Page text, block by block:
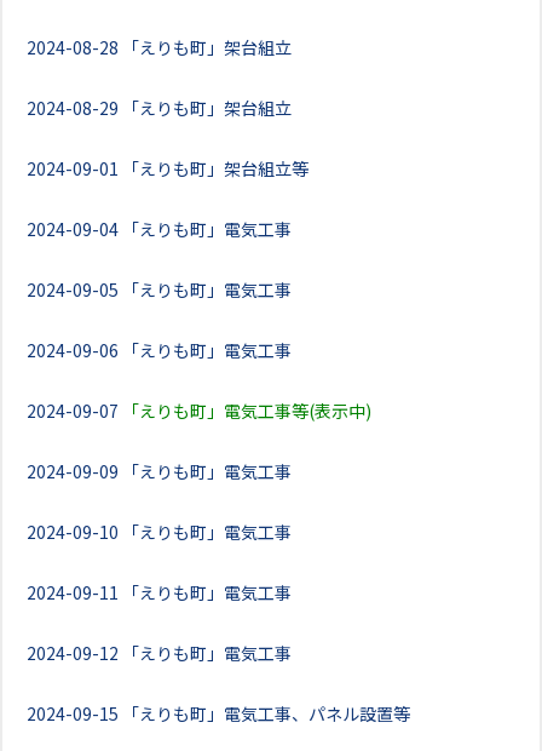
2024-08-28 「えりも町」架台組立
2024-08-29 「えりも町」架台組立
2024-09-01 「えりも町」架台組立等
2024-09-04 「えりも町」電気工事
2024-09-05 「えりも町」電気工事
2024-09-06 「えりも町」電気工事
2024-09-07 「えりも町」電気工事等(表示中)
2024-09-09 「えりも町」電気工事
2024-09-10 「えりも町」電気工事
2024-09-11 「えりも町」電気工事
2024-09-12 「えりも町」電気工事
2024-09-15 「えりも町」電気工事、パネル設置等